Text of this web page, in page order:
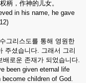
柄，作神的儿女。
in his name, he gave
리스도를 통해 영원한
주셨습니다. 그래서 그리
로운 존재가 되었습니다.
been given eternal life
children of God.